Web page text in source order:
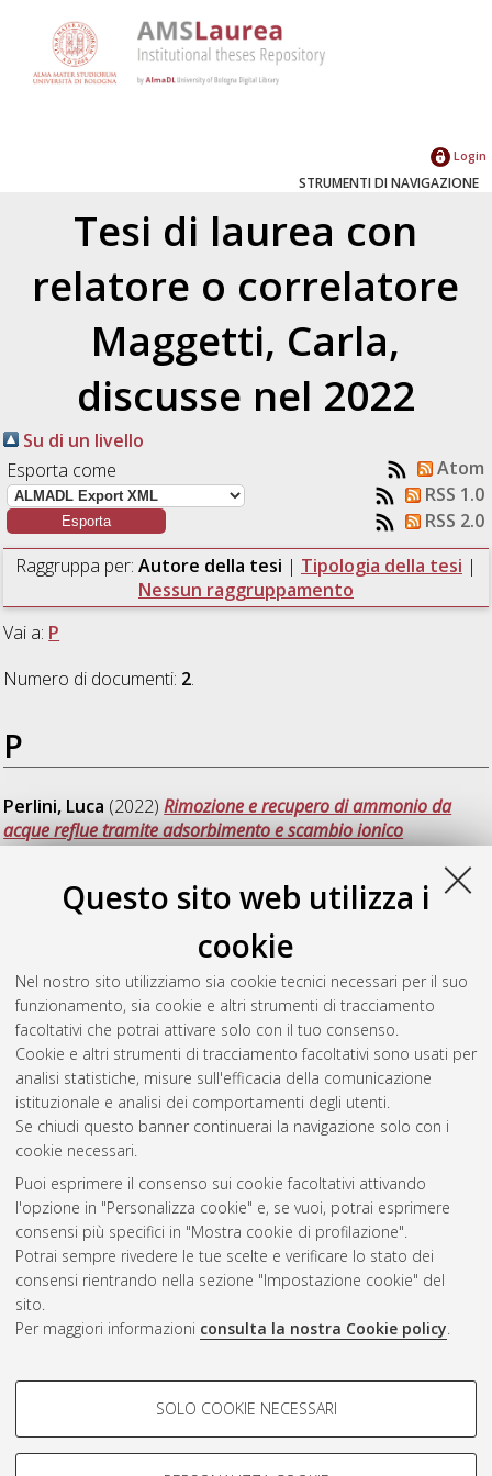
Questo sito web utilizza i
cookie
Nel nostro sito utilizziamo sia cookie tecnici necessari per il suo
funzionamento, sia cookie e altri strumenti di tracciamento
facoltativi che potrai attivare solo con il tuo consenso.
Cookie e altri strumenti di tracciamento facoltativi sono usati per
analisi statistiche, misure sull'efficacia della comunicazione
istituzionale e analisi dei comportamenti degli utenti.
Se chiudi questo banner continuerai la navigazione solo con i
cookie necessari.
Puoi esprimere il consenso sui cookie facoltativi attivando
l'opzione in "Personalizza cookie" e, se vuoi, potrai esprimere
consensi più specifici in "Mostra cookie di profilazione".
Potrai sempre rivedere le tue scelte e verificare lo stato dei
consensi rientrando nella sezione "Impostazione cookie" del
sito.
Per maggiori informazioni consulta la nostra Cookie policy.
COOKIE DI PROFILAZIONE -
Si tratta di cookie utilizzati per analizzare le caratteristiche della
SOLO COOKIE NECESSARI
Login
STRUMENTI DI NAVIGAZIONE
Tesi di laurea con
relatore o correlatore
Maggetti, Carla,
discusse nel 2022
Su di un livello
Esporta come
Atom
RSS 1.0
RSS 2.0
Raggruppa per: Autore della tesi | Tipologia della tesi |
Nessun raggruppamento
Vai a: P
Numero di documenti: 2.
P
Perlini, Luca (2022)Rimozione e recupero di ammonio da
acque reflue tramite adsorbimento e scambio ionico
utilizzando materiali innovativi.[Laurea magistrale], Università
processo [LM-DM270], Documento full-text non disponibile
Recupero di fosfati da acque reflue
del materiale adsorbente e sviluppo del processo.[Laurea
magistrale], Università di Bologna, Corso di Studio inChimica
industriale [LM-DM270]
Questa lista e' stata generata ilSun Aug 9 14:00:17 2026
CEST
Atom
Rss 1.0
Rss 2.0
AMS Laurea
Impostazioni Cookie
Informativa sulla privacy
Condizioni d’uso del sito